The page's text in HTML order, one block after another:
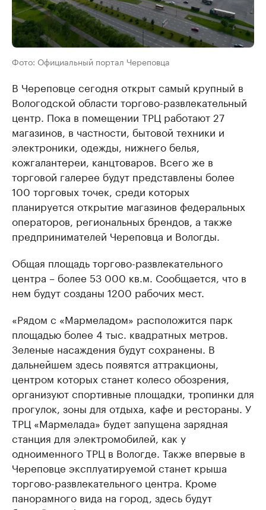
Фото: Официальный портал Череповца
В Череповце сегодня открыт самый крупный в
Вологодской области торгово-развлекательный
центр. Пока в помещении ТРЦ работают 27
магазинов, в частности, бытовой техники и
электроники, одежды, нижнего белья,
кожгалантереи, канцтоваров. Всего же в
торговой галерее будут представлены более
100 торговых точек, среди которых
планируется открытие магазинов федеральных
операторов, региональных брендов, а также
предпринимателей Череповца и Вологды.
Общая площадь торгово-развлекательного
центра – более 53 000 кв.м. Сообщается, что в
нем будут созданы 1200 рабочих мест.
«Рядом с «Мармеладом» расположится парк
площадью более 4 тыс. квадратных метров.
Зеленые насаждения будут сохранены. В
дальнейшем здесь появятся аттракционы,
центром которых станет колесо обозрения,
организуют спортивные площадки, тропинки для
прогулок, зоны для отдыха, кафе и рестораны. У
ТРЦ «Мармелада» будет запущена зарядная
станция для электромобилей, как у
одноименного ТРЦ в Вологде. Также впервые в
Череповце эксплуатируемой станет крыша
торгово-развлекательного центра. Кроме
панорамного вида на город, здесь будут